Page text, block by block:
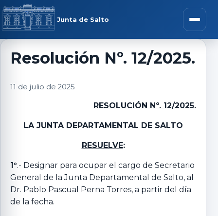
Saltar al contenido
Junta de Salto Abrir
menú
Resolución Nº. 12/2025.
11 de julio de 2025
RESOLUCIÓN Nº. 12/2025.
LA JUNTA DEPARTAMENTAL DE SALTO
RESUELVE:
1°.- Designar para ocupar el cargo de Secretario
General de la Junta Departamental de Salto, al
Dr. Pablo Pascual Perna Torres, a partir del día
de la fecha.